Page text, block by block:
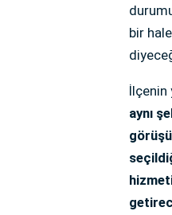
bir
İlçenin
aynı